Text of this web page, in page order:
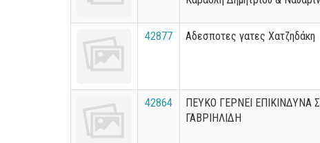
42877 Αδεσποτες γατες Χατζηδάκη
42864
ΠΕΥΚΟ ΓΕΡΝΕΙ ΕΠΙΚΙΝΔΥΝΑ
ΓΑΒΡΙΗΛΙΔΗ